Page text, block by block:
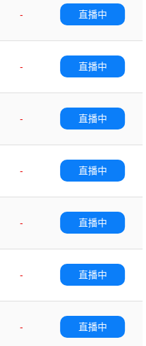
-
直播中
-
直播中
-
直播中
-
直播中
-
直播中
-
直播中
-
直播中